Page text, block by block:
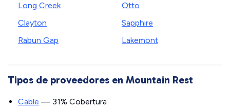
Long Creek
Clayton
Rabun Gap
Otto
Sapphire
Lakemont
Tipos de proveedores en Mountain Rest
Cable — 31% Cobertura